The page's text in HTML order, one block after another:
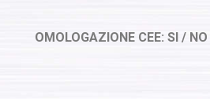
OMOLOGAZIONE CEE: SI / NO